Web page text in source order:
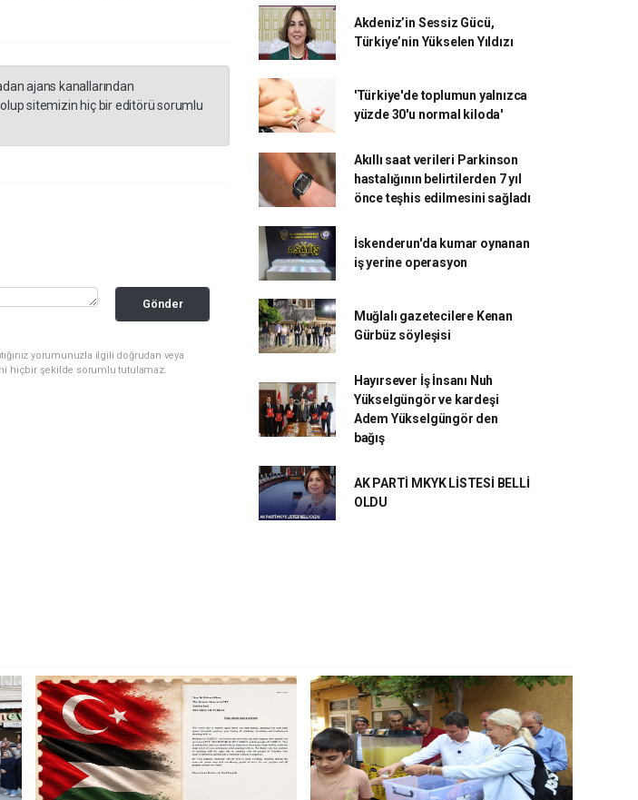
ajans kanallarından
sitemizin hiç bir editörü sorumlu
Gönder
yorumunuzla ilgili doğrudan veya
hiçbir şekilde sorumlu tutulamaz.
Akdeniz’in Sessiz Gücü,
Türkiye’nin Yükselen Yıldızı
'Türkiye'de toplumun yalnızca
yüzde 30'u normal kiloda'
Akıllı saat verileri Parkinson
hastalığının belirtilerden 7 yıl
önce teşhis edilmesini sağladı
İskenderun'da kumar oynanan
iş yerine operasyon
Muğlalı gazetecilere Kenan
Gürbüz söyleşisi
Hayırsever İş İnsanı Nuh
Yükselgüngör ve kardeşi
Adem Yükselgüngör den
bağış
AK PARTİ MKYK LİSTESİ BELLİ
OLDU